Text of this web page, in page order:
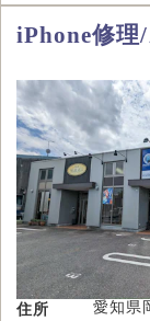
iPhone修理
住所
愛知県